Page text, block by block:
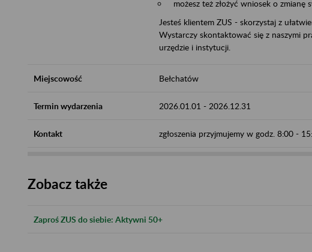
możesz też złożyć wniosek o zmianę
Jesteś klientem ZUS - skorzystaj z
Wystarczy skontaktować się z naszymi
urzędzie i instytucji.
Miejscowość Bełchatów
Termin wydarzenia 2026.01.01 - 2026.12.31
Kontakt zgłoszenia przyjmujemy w godz. 8:00 -
Zobacz także
Zaproś ZUS do siebie: Aktywni 50+